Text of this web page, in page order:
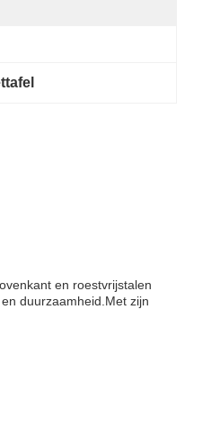
en roestvrijstalen
duurzaamheid.Met zijn